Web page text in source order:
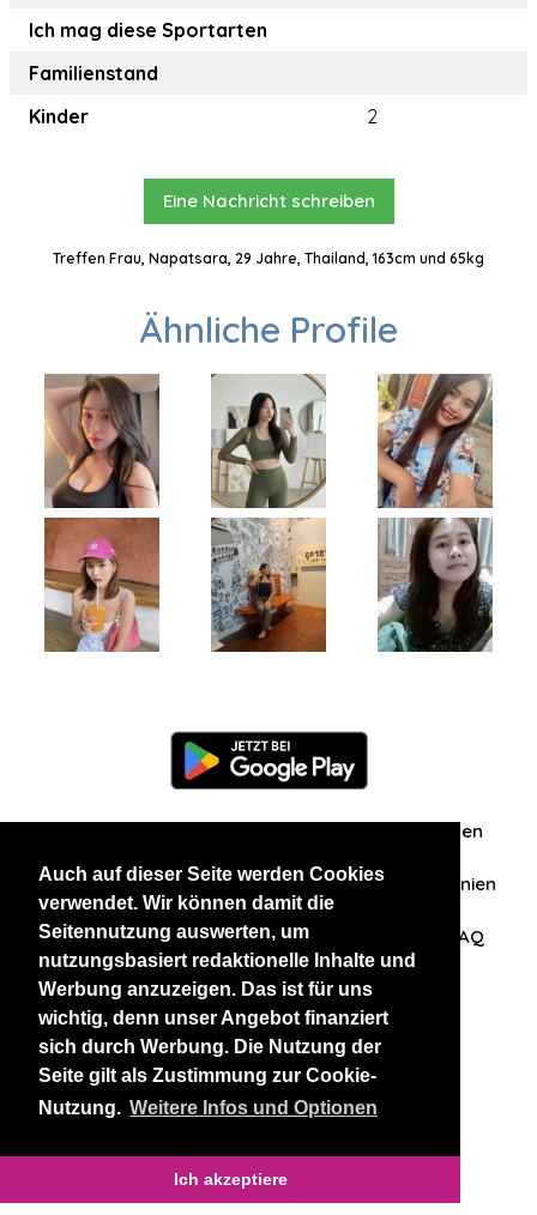
Auch auf dieser Seite werden Cookies
verwendet. Wir können damit die
Seitennutzung auswerten, um
nutzungsbasiert redaktionelle Inhalte und
Werbung anzuzeigen. Das ist für uns
wichtig, denn unser Angebot finanziert
sich durch Werbung. Die Nutzung der
Seite gilt als Zustimmung zur Cookie-
Nutzung. Weitere Infos und Optionen
Ich akzeptiere
Ich mag diese Sportarten
Familienstand
Kinder
2
Eine Nachricht schreiben
Treffen Frau, Napatsara, 29 Jahre, Thailand, 163cm und 65kg
Ähnliche Profile
Zuschriften/Erfahrungen
Datenschutzerklärung AGB Datenschutzrichtlinien
Nehmen Sie Kontakt mit uns auf FAQ
Unsere anderen Websites
BlackAndBeauties RussianKisses
Copyright 2026 thaidatevip